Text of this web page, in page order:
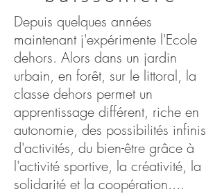
Depuis quelques années
maintenant j'expérimente l'Ecole
dehors. Alors dans un jardin
urbain, en forêt, sur le littoral, la
classe dehors permet un
apprentissage différent, riche en
autonomie, des possibilités infinis
d'activités, du bien-être grâce à
l'activité sportive, la créativité, la
solidarité et la coopération....